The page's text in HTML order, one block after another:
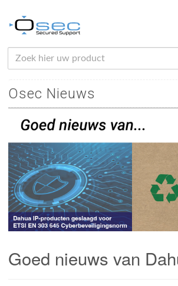
HOME
OVER ONS
NIEUWS
PRODUCTEN
SUPPORT
RMA
MIJN OSEC
INLOGGEN
Osec Nieuws
Goed nieuws van